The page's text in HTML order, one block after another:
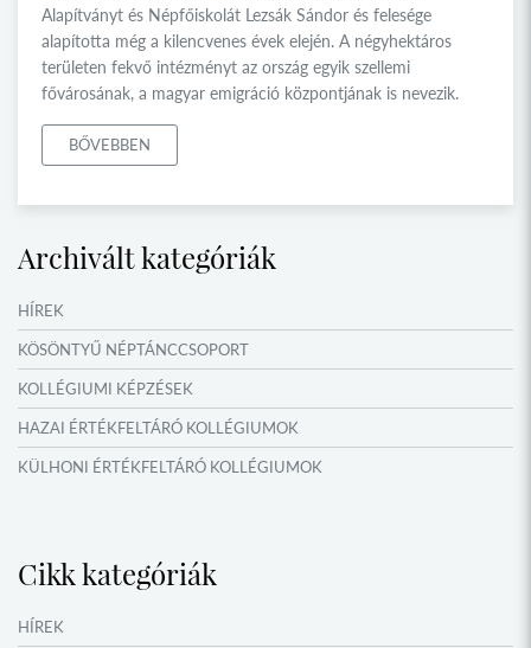
Alapítványt és Népfőiskolát Lezsák Sándor és felesége
alapította még a kilencvenes évek elején. A négyhektáros
területen fekvő intézményt az ország egyik szellemi
fővárosának, a magyar emigráció központjának is nevezik.
BŐVEBBEN
Archivált kategóriák
HÍREK
KÖSÖNTYŰ NÉPTÁNCCSOPORT
KOLLÉGIUMI KÉPZÉSEK
HAZAI ÉRTÉKFELTÁRÓ KOLLÉGIUMOK
KÜLHONI ÉRTÉKFELTÁRÓ KOLLÉGIUMOK
IDŐSZAKI KIÁLLÍTÁSOK
NYÁRI TÁBOROK
Cikk kategóriák
HÍREK